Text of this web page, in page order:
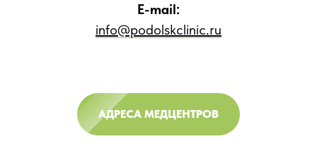
E-mail:
info@podolskclinic.ru
АДРЕСА МЕДЦЕНТРОВ